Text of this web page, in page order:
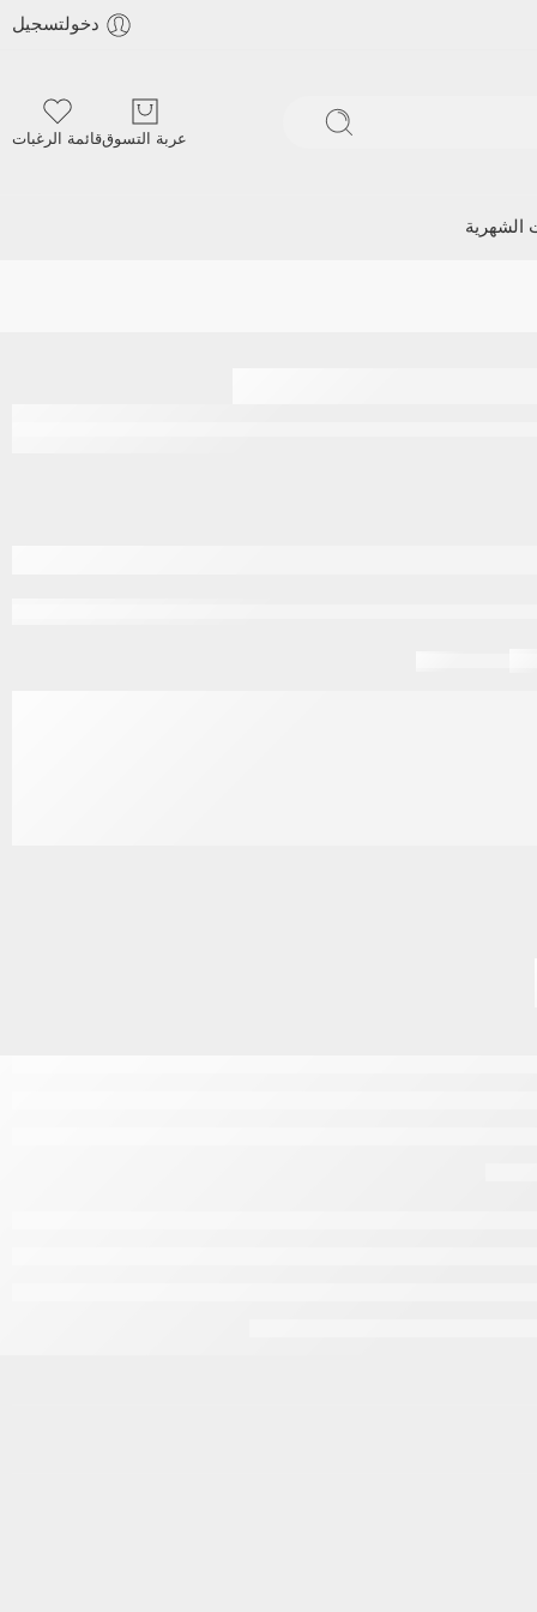
دخولتسجيل
عربة التسوققائمة الرغبات
الشهرية